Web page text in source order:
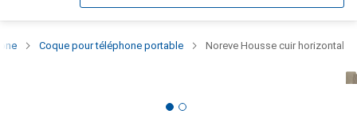
Coque pour téléphone portable Noreve Housse cuir horizontal